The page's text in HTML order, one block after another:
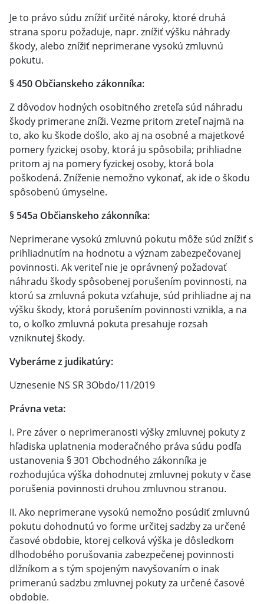
Je to právo súdu znížiť určité nároky, ktoré druhá
strana sporu požaduje, napr. znížiť výšku náhrady
škody, alebo znížiť neprimerane vysokú zmluvnú
pokutu.
§ 450 Občianskeho zákonníka:
Z dôvodov hodných osobitného zreteľa súd náhradu
škody primerane zníži. Vezme pritom zreteľ najmä na
to, ako ku škode došlo, ako aj na osobné a majetkové
pomery fyzickej osoby, ktorá ju spôsobila; prihliadne
pritom aj na pomery fyzickej osoby, ktorá bola
poškodená. Zníženie nemožno vykonať, ak ide o škodu
spôsobenú úmyselne.
§ 545a Občianskeho zákonníka:
Neprimerane vysokú zmluvnú pokutu môže súd znížiť s
prihliadnutím na hodnotu a význam zabezpečovanej
povinnosti. Ak veriteľ nie je oprávnený požadovať
náhradu škody spôsobenej porušením povinnosti, na
ktorú sa zmluvná pokuta vzťahuje, súd prihliadne aj na
výšku škody, ktorá porušením povinnosti vznikla, a na
to, o koľko zmluvná pokuta presahuje rozsah
vzniknutej škody.
Vyberáme z judikatúry:
Uznesenie NS SR 3Obdo/11/2019
Právna veta:
I. Pre záver o neprimeranosti výšky zmluvnej pokuty z
hľadiska uplatnenia moderačného práva súdu podľa
ustanovenia § 301 Obchodného zákonníka je
rozhodujúca výška dohodnutej zmluvnej pokuty v čase
porušenia povinnosti druhou zmluvnou stranou.
II. Ako neprimerane vysokú nemožno posúdiť zmluvnú
pokutu dohodnutú vo forme určitej sadzby za určené
časové obdobie, ktorej celková výška je dôsledkom
dlhodobého porušovania zabezpečenej povinnosti
dlžníkom a s tým spojeným navyšovaním o inak
primeranú sadzbu zmluvnej pokuty za určené časové
obdobie.